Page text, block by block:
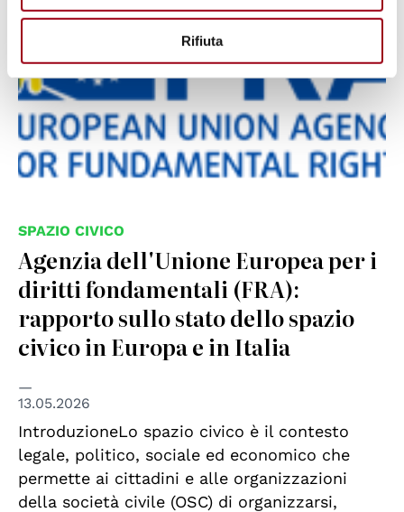
Rifiuta
SPAZIO CIVICO
Agenzia dell'Unione Europea per i
diritti fondamentali (FRA):
rapporto sullo stato dello spazio
civico in Europa e in Italia
13.05.2026
IntroduzioneLo spazio civico è il contesto
legale, politico, sociale ed economico che
permette ai cittadini e alle organizzazioni
della società civile (OSC) di organizzarsi,